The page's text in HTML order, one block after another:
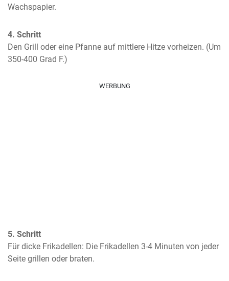
Wachspapier.
4. Schritt
Den Grill oder eine Pfanne auf mittlere Hitze vorheizen. (Um
350-400 Grad F.)
WERBUNG
5. Schritt
Für dicke Frikadellen: Die Frikadellen 3-4 Minuten von jeder
Seite grillen oder braten.